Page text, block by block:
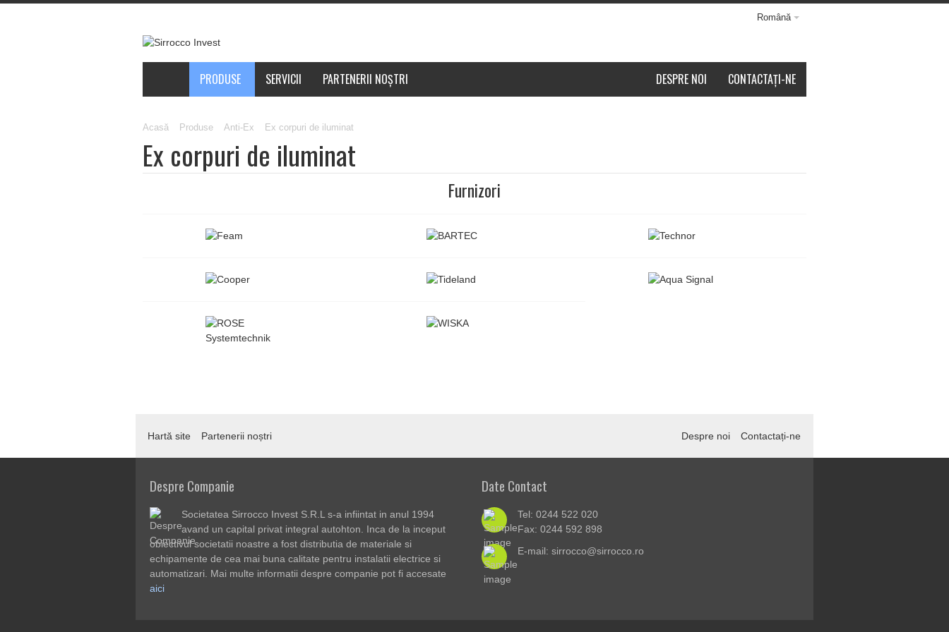
Română
PRODUSE SERVICII PARTENERII NOȘTRI CONTACTAȚI-NE
DESPRE NOI
Acasă Produse Anti-Ex Ex corpuri de iluminat
Ex corpuri de iluminat
Furnizori
Hartă site Partenerii noștri Despre noi Contactați-ne
Despre Companie
Societatea Sirrocco Invest S.R.L s-a infiintat in anul 1994
avand un capital privat integral autohton. Inca de la inceput
obiectivul societatii noastre a fost distributia de materiale si
echipamente de cea mai buna calitate pentru instalatii electrice si
automatizari. Mai multe informatii despre companie pot fi accesate
aici
Date Contact
Tel: 0244 522 020
Fax: 0244 592 898
E-mail: sirrocco@sirrocco.ro